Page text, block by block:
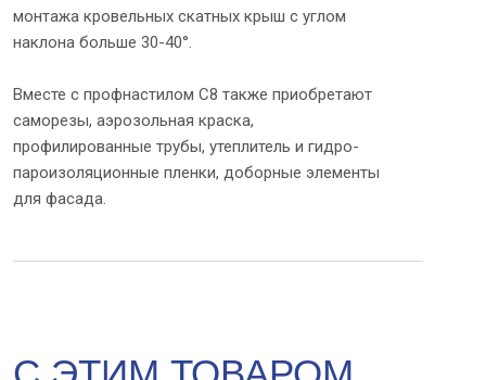
монтажа кровельных скатных крыш с углом
наклона больше 30-40°.
Вместе с профнастилом С8 также приобретают
саморезы, аэрозольная краска,
профилированные трубы, утеплитель и гидро-
пароизоляционные пленки, доборные элементы
для фасада.